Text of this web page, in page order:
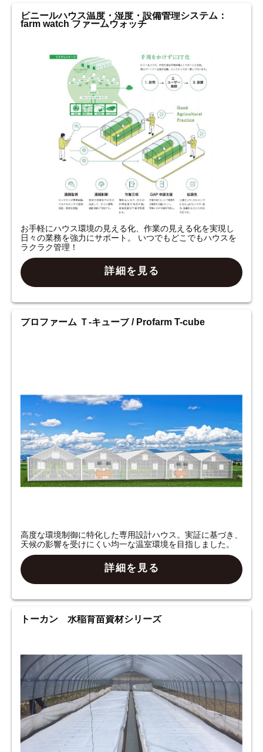
ビニールハウス温度・湿度・設備管理システム：
farm watch ファームウォッチ
お手軽にハウス環境の見える化、作業の見える化を実現し
日々の業務を強力にサポート。 いつでもどこでもハウスを
ラクラク管理！
詳細を見る
プロファーム Ｔ-キューブ / Profarm T-cube
高度な環境制御に特化した専用設計ハウス。実証に基づき、
天候の影響を受けにくい均一な温室環境を目指しました。
詳細を見る
トーカン 水稲育苗資材シリーズ